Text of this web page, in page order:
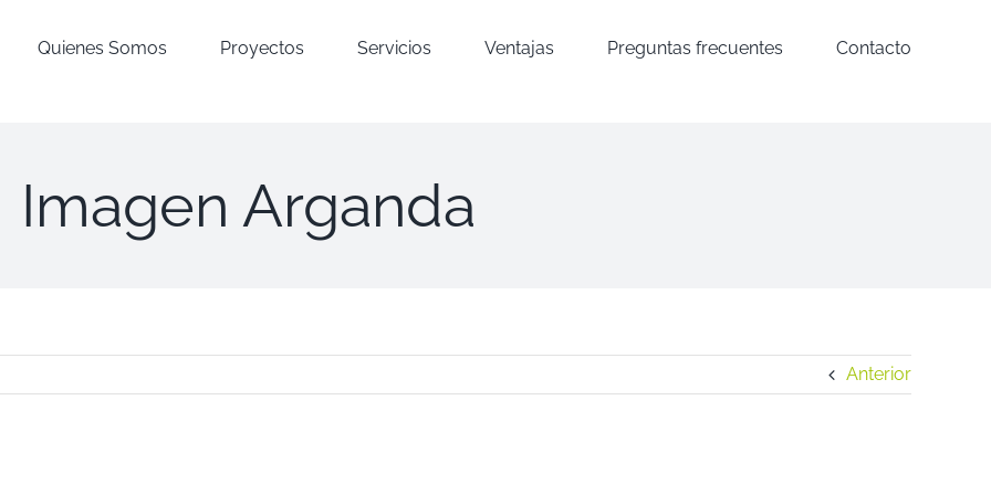
Quienes Somos Proyectos Servicios Ventajas Preguntas frecuentes Contacto
Imagen Arganda
Anterior